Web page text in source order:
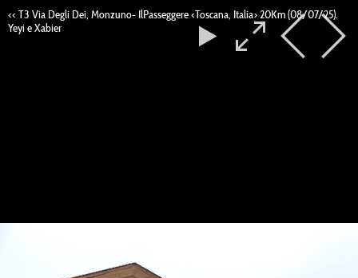
<< T3 Via Degli Dei, Monzuno- IlPasseggere <Toscana, Italia> 20Km (08/07/25).
Yeyi e Xabier